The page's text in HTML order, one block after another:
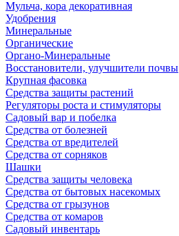
Мульча, кора декоративная
Удобрения
Минеральные
Органические
Органо-Минеральные
Восстановители, улучшители почвы
Крупная фасовка
Средства защиты растений
Регуляторы роста и стимуляторы
Садовый вар и побелка
Средства от болезней
Средства от вредителей
Средства от сорняков
Шашки
Средства защиты человека
Средства от бытовых насекомых
Средства от грызунов
Средства от комаров
Садовый инвентарь